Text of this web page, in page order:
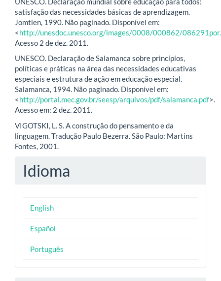
satisfação das necessidades básicas de aprendizagem.
Jomtien, 1990. Não paginado. Disponível em:
<http://unesdoc.unesco.org/images/0008/000862/
Acesso 2 de dez. 2011.
UNESCO. Declaração de Salamanca sobre princípios,
políticas e práticas na área das necessidades educativas
especiais e estrutura de ação em educação especial.
Salamanca, 1994. Não paginado. Disponível em:
<http://portal.mec.gov.br/seesp/arquivos/pdf/salamanca.pdf>.
Acesso em: 2 dez. 2011.
VIGOTSKI, L. S. A construção do pensamento e da
linguagem. Tradução Paulo Bezerra. São Paulo: Martins
Fontes, 2001.
Idioma
English
Español
Português